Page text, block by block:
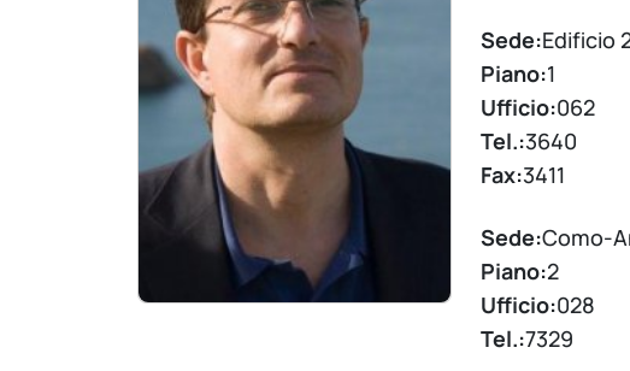
Sede:Edificio
Piano:1
Ufficio:062
Tel.:3640
Fax:3411
Sede:Como-
Piano:2
Ufficio:028
Tel.:7329